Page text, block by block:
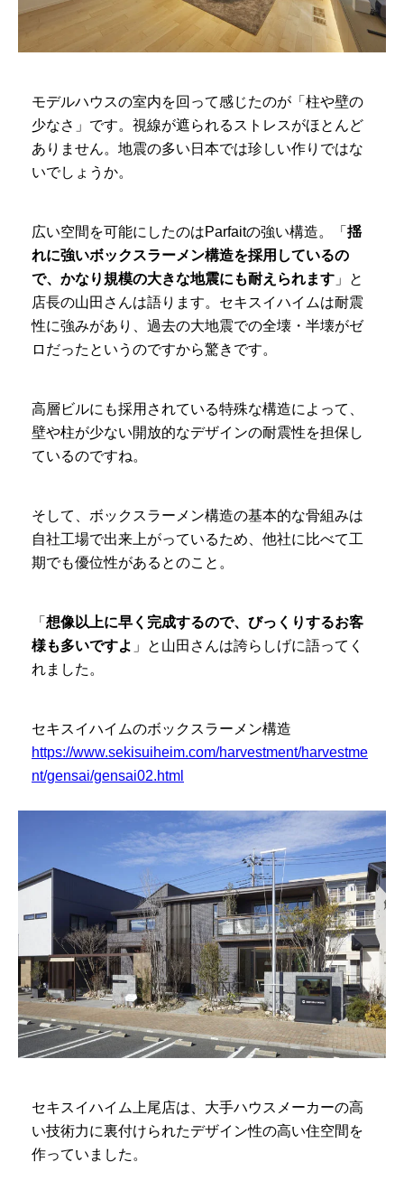
モデルハウスの室内を回って感じたのが「柱や壁の
少なさ」です。視線が遮られるストレスがほとんど
ありません。地震の多い日本では珍しい作りではな
いでしょうか。
広い空間を可能にしたのはParfaitの強い構造。「 揺
れに強いボックスラーメン構造を採用しているの
で、かなり規模の大きな地震にも耐えられます 」と
店長の山田さんは語ります。セキスイハイムは耐震
性に強みがあり、過去の大地震での全壊・半壊がゼ
ロだったというのですから驚きです。
高層ビルにも採用されている特殊な構造によって、
壁や柱が少ない開放的なデザインの耐震性を担保し
ているのですね。
そして、ボックスラーメン構造の基本的な骨組みは
自社工場で出来上がっているため、他社に比べて工
期でも優位性があるとのこと。
「 想像以上に早く完成するので、びっくりするお客
様も多いですよ 」と山田さんは誇らしげに語ってく
れました。
セキスイハイムのボックスラーメン構造
https://www.sekisuiheim.com/harvestment/harvestme
nt/gensai/gensai02.html
セキスイハイム上尾店は、大手ハウスメーカーの高
い技術力に裏付けられたデザイン性の高い住空間を
作っていました。